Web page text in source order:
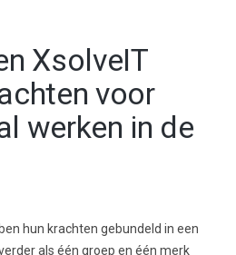
XsolveIT
voor
werken in de
hun krachten gebundeld in een
als één groep en één merk